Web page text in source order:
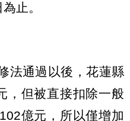
止。
法通過以後，花蓮縣
，但被直接扣除一般
億元，所以僅增加